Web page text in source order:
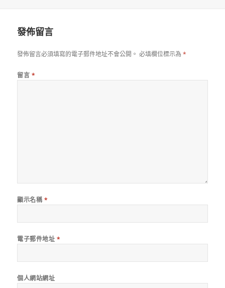
發佈留言
發佈留言必須填寫的電子郵件地址不會公開。 必填欄位標示為*
留言 *
顯示名稱 *
電子郵件地址 *
個人網站網址